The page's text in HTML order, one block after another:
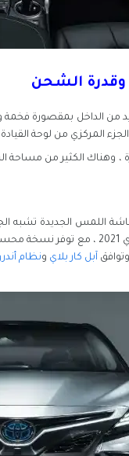
2021 الشكل الجديد من
الجزء المركزي من لوحة
كبيرة ، وهناك الكثير
آبل كار بلاي ونظام